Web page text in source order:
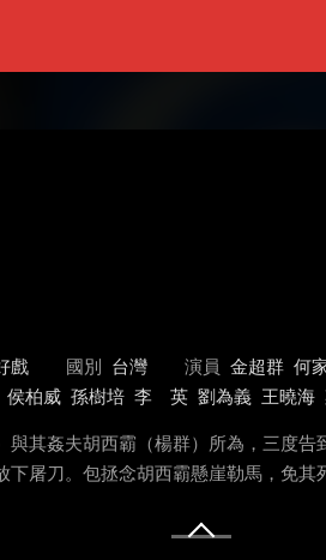
戲 國別 台灣 演員 金超群 何
侯柏威 孫樹培 李 英 劉為義 王曉海
其姦夫胡西霸（楊群）所為，三度
屠刀。包拯念胡西霸懸崖勒馬，免其